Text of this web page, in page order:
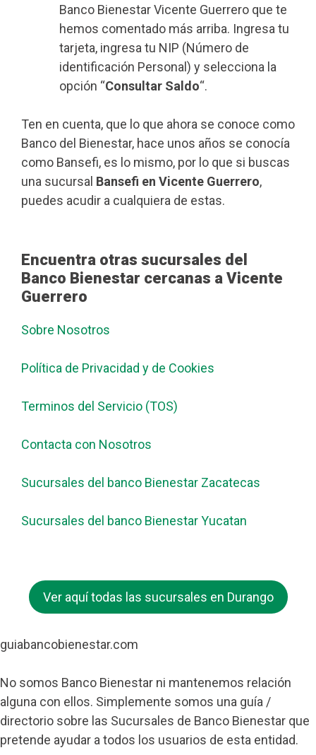
Banco Bienestar Vicente Guerrero que te
hemos comentado más arriba. Ingresa tu
tarjeta, ingresa tu NIP (Número de
identificación Personal) y selecciona la
opción “Consultar Saldo“.
Ten en cuenta, que lo que ahora se conoce como
Banco del Bienestar, hace unos años se conocía
como Bansefi, es lo mismo, por lo que si buscas
una sucursal Bansefi en Vicente Guerrero,
puedes acudir a cualquiera de estas.
Encuentra otras sucursales del
Banco Bienestar cercanas a Vicente
Guerrero
Sobre Nosotros
Política de Privacidad y de Cookies
Terminos del Servicio (TOS)
Contacta con Nosotros
Sucursales del banco Bienestar Zacatecas
Sucursales del banco Bienestar Yucatan
Ver aquí todas las sucursales en Durango
guiabancobienestar.com
No somos Banco Bienestar ni mantenemos relación
alguna con ellos. Simplemente somos una guía /
directorio sobre las Sucursales de Banco Bienestar que
pretende ayudar a todos los usuarios de esta entidad.